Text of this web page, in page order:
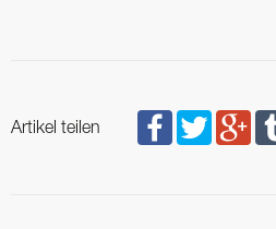
Artikel teilen